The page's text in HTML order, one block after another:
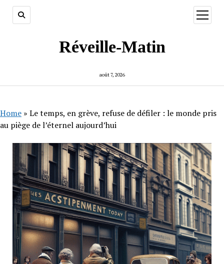
Réveille-Matin
août 7, 2026
ouvrir
menu
Home » Le temps, en grève, refuse de défiler : le monde pris
au piège de l’éternel aujourd’hui